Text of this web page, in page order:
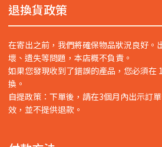
退換貨政策
在寄出之前，我們將確保物品狀況良好。
壞、遺失等問題，本店概不負責。
如果您發現收到了錯誤的產品，您必須在
換。
自提政策：下單後，請在3個月內出示訂
效，並不提供退款。